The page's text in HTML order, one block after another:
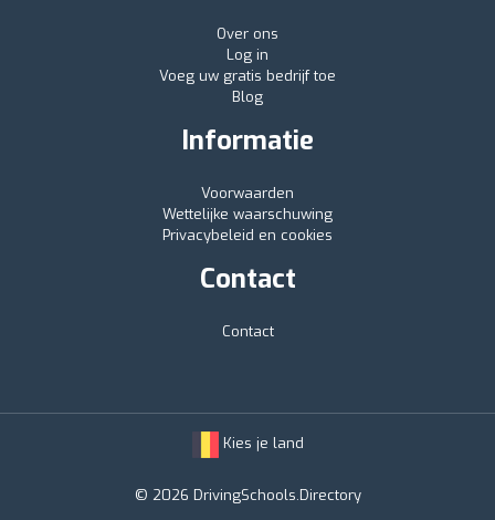
Over ons
Log in
Voeg uw gratis bedrijf toe
Blog
Informatie
Voorwaarden
Wettelijke waarschuwing
Privacybeleid en cookies
Contact
Contact
Kies je land
© 2026 DrivingSchools.Directory